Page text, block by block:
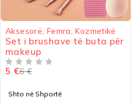
Aksesorë Femra ,Kozmetikë
Set i brushave të buta për
makeup
6€
5 €
Shto në Shportë